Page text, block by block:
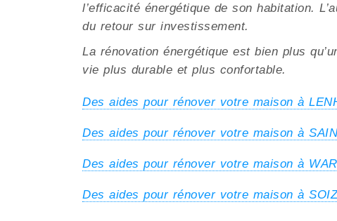
l’efficacité énergétique de son habitation.
du retour sur investissement.
La rénovation énergétique est bien plus
vie plus durable et plus confortable.
Des aides pour rénover votre maison à
Des aides pour rénover votre maison à
Des aides pour rénover votre maison à
Des aides pour rénover votre maison à